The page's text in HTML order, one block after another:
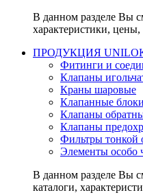
В данном разделе Вы
характеристики, цены,
ПРОДУКЦИЯ
Фитинги и
Клапаны
Краны шаровые
Клапанные блоки
Клапаны
Клапаны
Фильтры тонкой
Элементы особо
В данном разделе Вы
каталоги,